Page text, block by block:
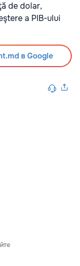
de dolar,
a PIB-ului
в Google